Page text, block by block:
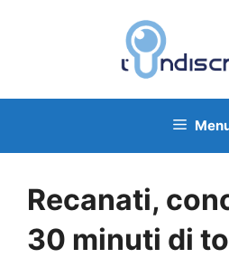
Recanati,
30 minuti di